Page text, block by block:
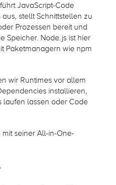
JavaScript-Code
stellt Schnittstellen zu
Prozessen bereit und
Speicher. Node.jsist hier
Paketmanagern wie npm
wir Runtimes vor allem
installieren,
laufen lassen oder Code
seiner All-in-One-